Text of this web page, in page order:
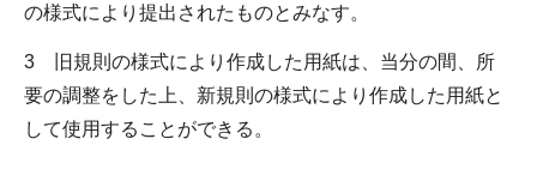
の様式により提出されたものとみなす。
3 旧規則の様式により作成した用紙は、当分の間、所
要の調整をした上、新規則の様式により作成した用紙と
して使用することができる。